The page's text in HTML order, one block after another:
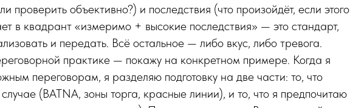
проверить объективно?) и последствия (что произойдёт, если этого
в квадрант «измеримо + высокие последствия» — это стандарт,
и передать. Всё остальное — либо вкус, либо тревога.
практике — покажу на конкретном примере. Когда я
переговорам, я разделяю подготовку на две части: то, что
(BATNA, зоны торга, красные линии), и то, что я предпочитаю